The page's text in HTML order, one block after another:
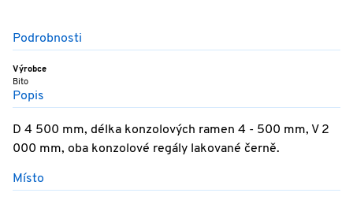
Podrobnosti
Výrobce
Bito
Popis
D 4 500 mm, délka konzolových ramen 4 - 500 mm, V 2
000 mm, oba konzolové regály lakované černě.
Místo